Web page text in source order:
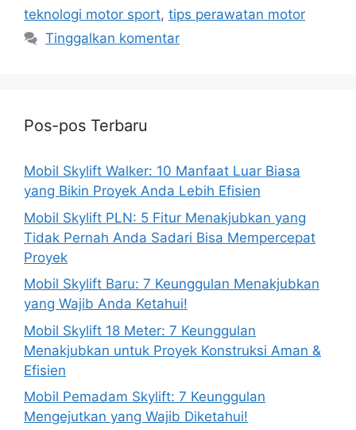
teknologi motor sport, tips perawatan motor
Tinggalkan komentar
Pos-pos Terbaru
Mobil Skylift Walker: 10 Manfaat Luar Biasa
yang Bikin Proyek Anda Lebih Efisien
Mobil Skylift PLN: 5 Fitur Menakjubkan yang
Tidak Pernah Anda Sadari Bisa Mempercepat
Proyek
Mobil Skylift Baru: 7 Keunggulan Menakjubkan
yang Wajib Anda Ketahui!
Mobil Skylift 18 Meter: 7 Keunggulan
Menakjubkan untuk Proyek Konstruksi Aman &
Efisien
Mobil Pemadam Skylift: 7 Keunggulan
Mengejutkan yang Wajib Diketahui!